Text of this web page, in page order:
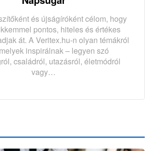
és újságíróként célom, hogy
pontos, hiteles és értékes
át. A Veritex.hu-n olyan témákról
inspirálnak – legyen szó
családról, utazásról, életmódról
vagy…